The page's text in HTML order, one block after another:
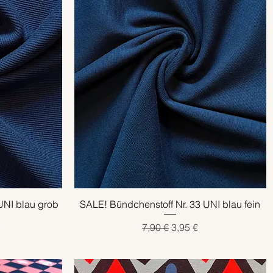
blau grob
Schnellansicht
SALE! Bündchenstoff Nr. 33 UNI blau fein
Standardpreis
7,90 €Sale-Preis
3,95 €